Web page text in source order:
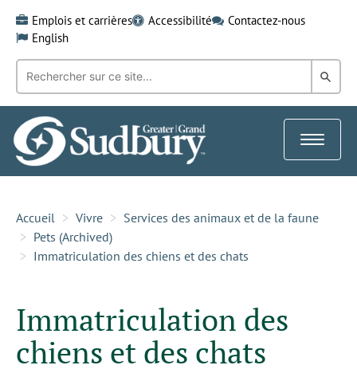
content
Emplois et carrières Accessibilité
Contactez-nous
English
Recherche
mot-
clé:
dans
Toggle
Accueil Vivre
Services des animaux et de la faune
Pets (Archived)
Immatriculation des chiens et des chats
Immatriculation des
chiens et des chats